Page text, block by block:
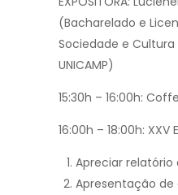
(Bacharelado e
Sociedade e
UNICAMP)
15:30h – 16:00h:
16:00h – 18:00h:
Apreciar relatório
Apresentação